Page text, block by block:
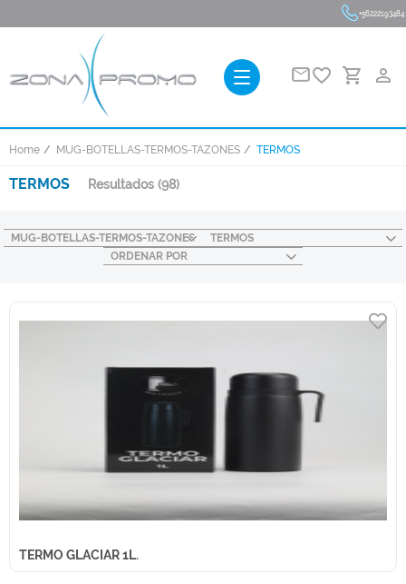
+56222193484
favorite_border person_outline
Home MUG-BOTELLAS-TERMOS-TAZONES TERMOS
TERMOS Resultados (98)
MUG-BOTELLAS-TERMOS-TAZONES
TERMOS
ORDENAR POR
TERMO GLACIAR 1L.